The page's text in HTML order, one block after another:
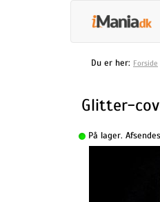
Du er her: Forside
Glitter-
På lager.